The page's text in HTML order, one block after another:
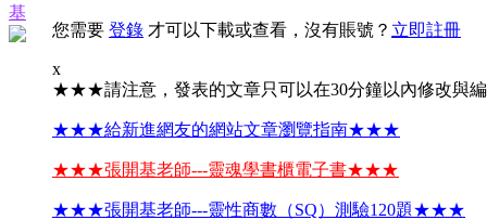
基
您需要 登錄 才可以下載或查看，沒有賬號？ 立即註冊
x
★★★請注意，發表的文章只可以在30分鐘以內修改
★★★給新進網友的網站文章瀏覽指南★★★
★★★張開基老師---靈魂學書櫃電子書★★★
★★★張開基老師---靈性商數（SQ）測驗120題★★★